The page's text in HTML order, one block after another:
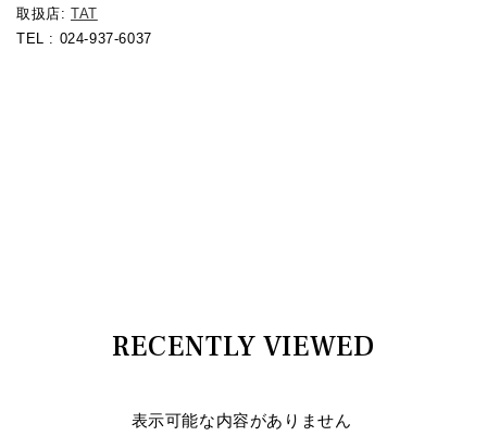
取扱店:TAT
TEL : 024-937-6037
RECENTLY VIEWED
表示可能な内容がありません